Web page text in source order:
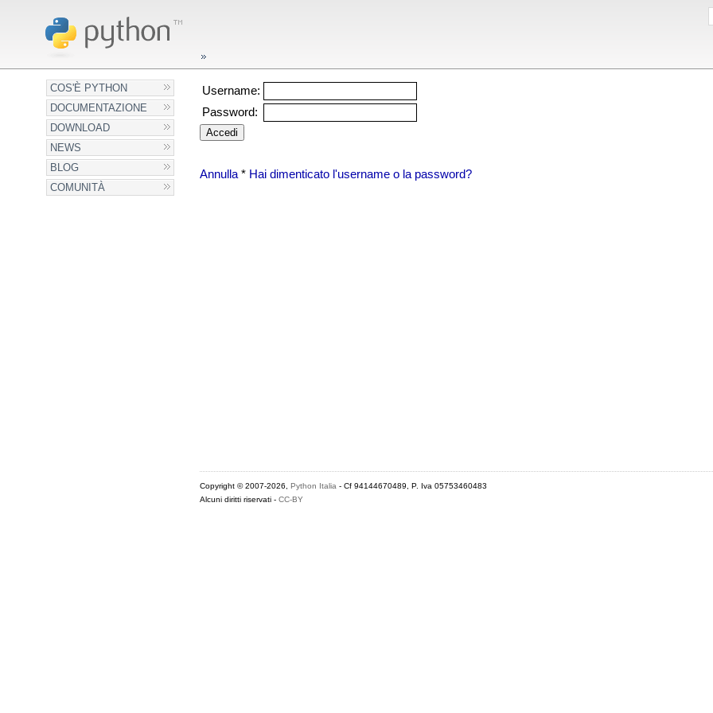
COS'È PYTHON
DOCUMENTAZIONE
DOWNLOAD
NEWS
BLOG
COMUNITÀ
Username:
Password:
Annulla* Hai dimenticato l'username o la password?
Copyright © 2007-2026, Python Italia - Cf 94144670489, P. Iva 05753460483
Alcuni diritti riservati - CC-BY